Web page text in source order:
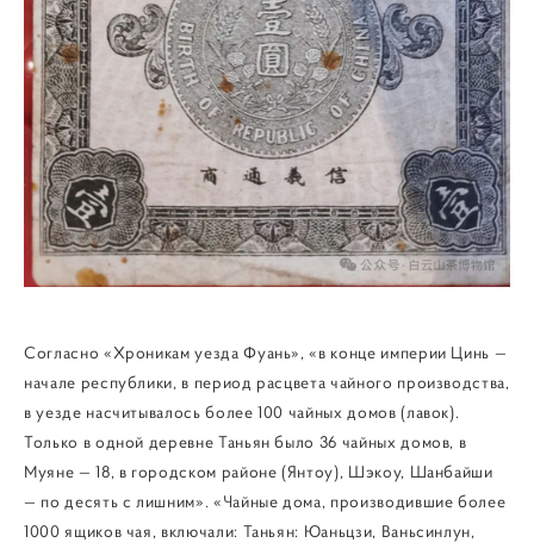
Согласно «Хроникам уезда Фуань», «в конце империи Цинь —
начале республики, в период расцвета чайного производства,
в уезде насчитывалось более 100 чайных домов (лавок).
Только в одной деревне Таньян было 36 чайных домов, в
Муяне — 18, в городском районе (Янтоу), Шэкоу, Шанбайши
— по десять с лишним». «Чайные дома, производившие более
1000 ящиков чая, включали: Таньян: Юаньцзи, Ваньсинлун,